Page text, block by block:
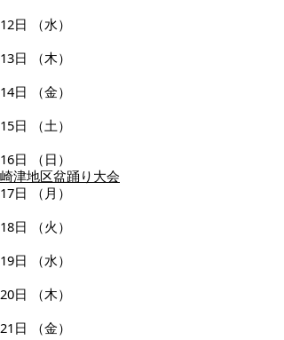
12日
（水）
13日
（木）
14日
（金）
15日
（土）
16日
（日）
崎津地区盆踊り大会
17日
（月）
18日
（火）
19日
（水）
20日
（木）
21日
（金）